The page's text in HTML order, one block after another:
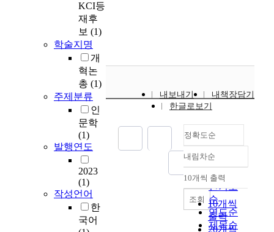
KCI등
재후
보 (1)
학술지명
개
혁논
총 (1)
주제분류
인
문학
(1)
발행연도
2023
(1)
작성언어
한
국어
l
t
내보내기
내책장담기
한글로보기
정확도순
정확도
순
인기도
순
연도순
제목순
내림차순
내림차순
10개씩 출력
10개씩
출력
20개씩
조회